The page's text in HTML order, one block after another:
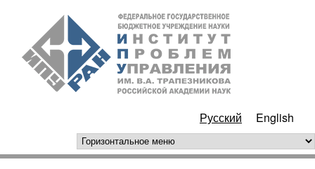
Перейти к основному
содержанию
РАН
Русский English
горизонтальное меню